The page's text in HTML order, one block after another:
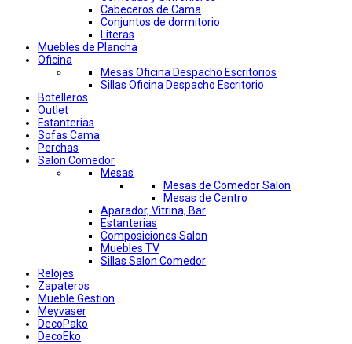
Cabeceros de Cama
Conjuntos de dormitorio
Literas
Muebles de Plancha
Oficina
Mesas Oficina Despacho Escritorios
Sillas Oficina Despacho Escritorio
Botelleros
Outlet
Estanterias
Sofas Cama
Perchas
Salon Comedor
Mesas
Mesas de Comedor Salon
Mesas de Centro
Aparador, Vitrina, Bar
Estanterias
Composiciones Salon
Muebles TV
Sillas Salon Comedor
Relojes
Zapateros
Mueble Gestion
Meyvaser
DecoPako
DecoEko